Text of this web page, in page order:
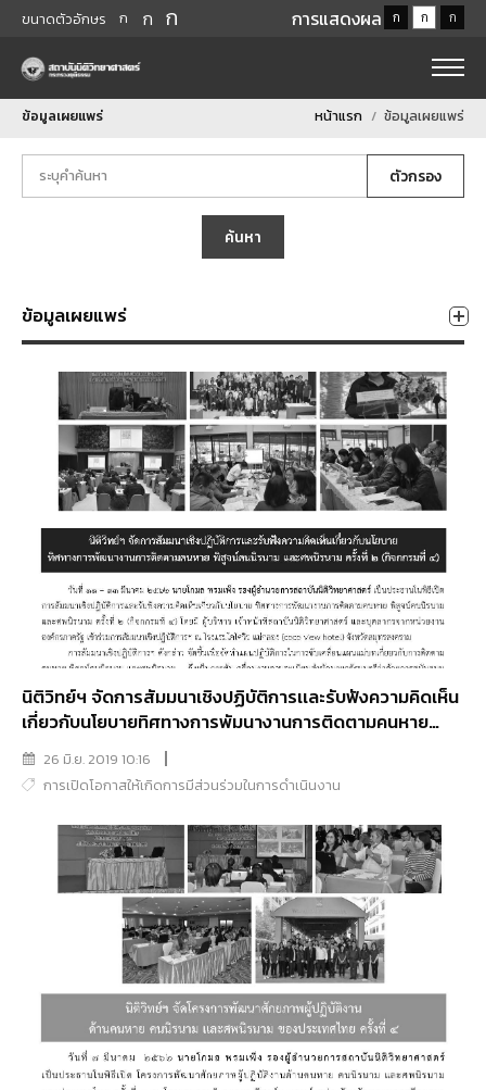
ขนาดตัวอักษร ก ก ก การแสดงผล ก ก ก
ข้อมูลเผยแพร่ หน้าแรก ข้อมูลเผยแพร่
ตัวกรอง
ค้นหา
ข้อมูลเผยแพร่
นิติวิทย์ฯ จัดการสัมมนาเชิงปฏิบัติการเเละรับฟังความคิดเห็น
เกี่ยวกับนโยบายทิศทางการพัมนางานการติดตามคนหาย
พิสูจน์คนนิรนาม เเละศพนิรนาม ครั้งที่ 2 (กิจกรรมที่ 4)
26 มิ.ย. 2019 10:16
การเปิดโอกาสให้เกิดการมีส่วนร่วมในการดำเนินงาน